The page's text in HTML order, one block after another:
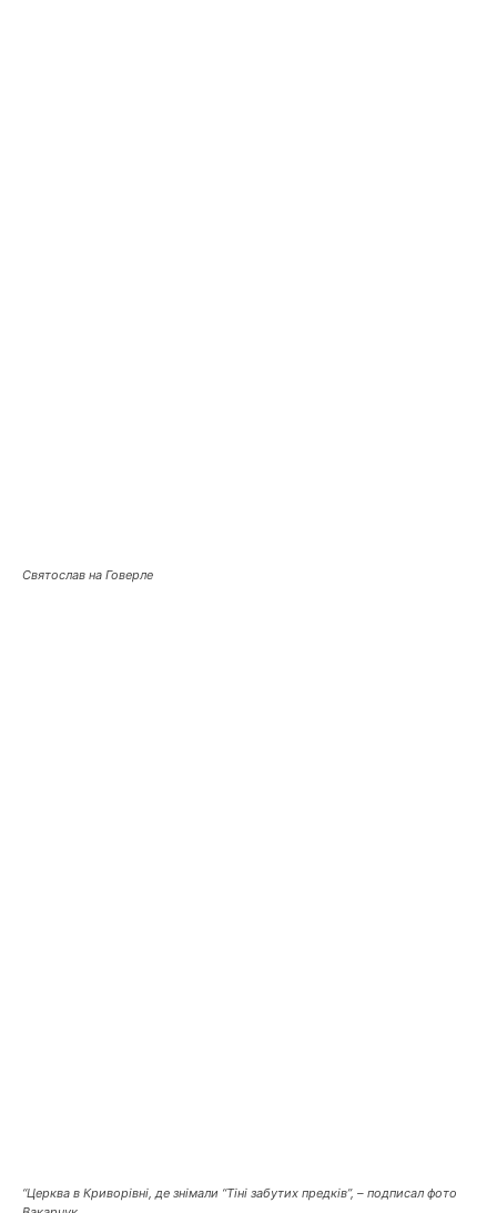
Святослав на Говерле
“Церква в Криворівні, де знімали “Тіні забутих предків”, – подписал фото